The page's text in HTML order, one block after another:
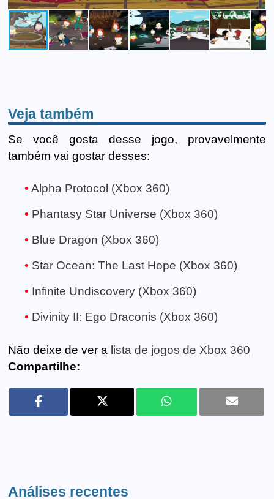
Veja também
Se você gosta desse jogo, provavelmente
também vai gostar desses:
Alpha Protocol (Xbox 360)
Phantasy Star Universe (Xbox 360)
Blue Dragon (Xbox 360)
Star Ocean: The Last Hope (Xbox 360)
Infinite Undiscovery (Xbox 360)
Divinity II: Ego Draconis (Xbox 360)
Não deixe de ver a lista de jogos de Xbox 360
Compartilhe:
Análises recentes